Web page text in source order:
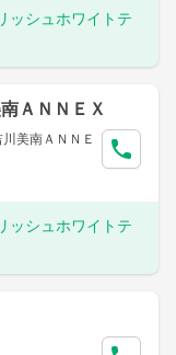
ッシュホワイトテ
ＡＮＮＥＸ
美南ＡＮＮＥ
ッシュホワイトテ